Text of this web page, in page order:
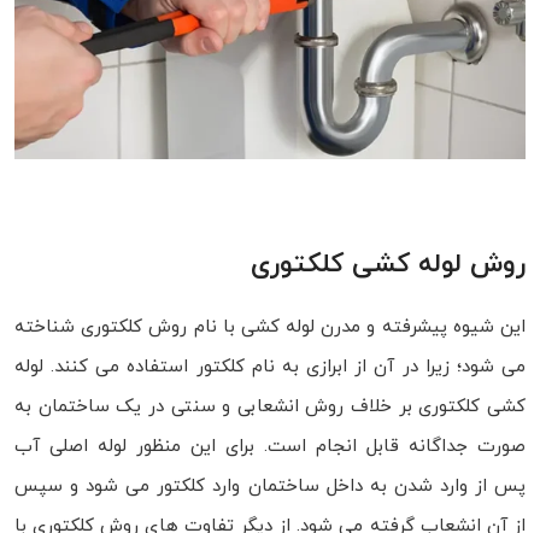
روش لوله کشی کلکتوری
این شیوه پیشرفته و مدرن لوله کشی با نام روش کلکتوری شناخته
می شود؛ زیرا در آن از ابرازی به نام کلکتور استفاده می کنند. لوله
کشی کلکتوری بر خلاف روش انشعابی و سنتی در یک ساختمان به
صورت جداگانه قابل انجام است. برای این منظور لوله اصلی آب
پس از وارد شدن به داخل ساختمان وارد کلکتور می شود و سپس
از آن انشعاب گرفته می شود. از دیگر تفاوت های روش کلکتوری با